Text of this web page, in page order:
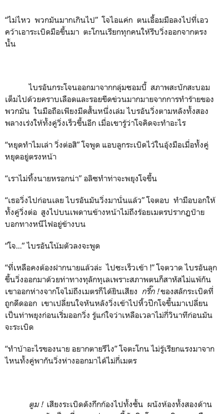
“ไม่ไหว พวกมันมากเกินไป” โจไอแค่ก ตนเอื้อมมือลงไปที่เอว
คว้าเอาระเบิดมือขึ้นมา ตะโกนเรียกทุกคนให้รีบวิ่งออกจากตรง
นั้น
ไบรอันกระโจนออกมาจากกลุ่มซอมบี้ สภาพสะบักสะบอม
เต็มไปด้วยคราบเลือดและรอยขีดข่วนมากมายจากการทำร้ายของ
พวกมัน ในมือถือเพียงมีดสั้นหนึ่งเล่ม ไบรอันวิ่งตามหลังทั้งสอง
พลางเร่งให้ทั้งคู่วิ่งเร็วขึ้นอีก เมื่อเขารู้ว่าโจคิดจะทำอะไร
“หยุดทำไมเล่า วิ่งต่อสิ” โจพูด แอบลูกระเบิดไว้ในอุ้งมือเมื่อทั้งคู่
หยุดอยู่ตรงหน้า
“เราไม่ทิ้งนายหรอกน่า” อลิซทำท่าจะพยุงโจขึ้น
“เธอวิ่งไปก่อนเลย ไบรอันมันวิ่งมานั่นแล้ว” โจตอบ ทำมือบอกให้
ทั้งคู่วิ่งต่อ สูงไปบนเพดานข้างหน้าไม่ถึงร้อยเมตรปรากฏป้าย
บอกทางหนีไฟอยู่ข้างบน
“โจ...” ไบรอันโน้มตัวลงจะพูด
“ที่เหลือคงต้องฝากนายแล้วล่ะ ไปซะเร็วเข้า !” โจตวาด ไบรอันลุก
ขึ้นวิ่งออกมาด้วยท่าทางทุลักทุเลเพราะสภาพตนก็สาหัสไม่แพ้กัน
เขาออกห่างจากโจไม่ถึงเมตรก็ได้ยินเสียง กรี๊ก !ของสลักระเบิดที่
ถูกดีดออก เขาเปลี่ยนใจหันหลังวิ่งเข้าไปหิ้วปีกโจขึ้นมาเปลี่ยน
เป็นท่าพยุงก่อนเริ่มออกวิ่ง รู้แก่ใจว่าเหลือเวลาไม่กี่วินาทีก่อนมัน
จะระเบิด
“ทำบ้าอะไรของนาย อยากตายรึไง” โจตะโกน ไม่รู้เรียกแรงมาจาก
ไหนทั้งคู่พากันวิ่งห่างออกมาได้ไม่กี่เมตร
ตูม !เสียงระเบิดดังกึกก้องไปทั้งชั้น ผนังห้องทั้งสองด้าน